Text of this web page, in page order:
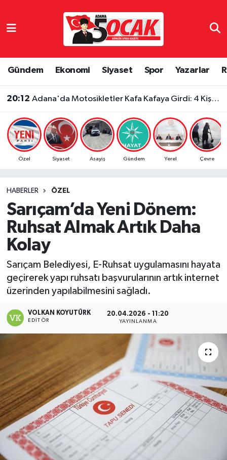
Gündem Ekonomi Siyaset Spor Yazarlar
Özel Siyaset Asayiş Gündem Yerel Çevre
HABERLER ÖZEL
Sarıçam’da Yeni Dönem:
Ruhsat Almak Artık Daha
Kolay
Sarıçam Belediyesi, E-Ruhsat uygulamasını hayata
geçirerek yapı ruhsatı başvurularının artık internet
üzerinden yapılabilmesini sağladı.
VOLKAN KOYUTÜRK
EDITÖR
20.04.2026 - 11:20
YAYINLANMA
Dünya
Eğitim
Gündem
Haber Reklam
Magazin
Özel
Resmi İlanlar
Sağlık
Siyaset
Spor
Yaşam
Yerel Yönetimler
Yurttan
Adana Nöbetçi Eczaneler
Adana Trafik Yoğunluk Haritası
Süper Lig Puan Durumu ve Fikstür
Son Dakika Haberleri
Haber Arşivi